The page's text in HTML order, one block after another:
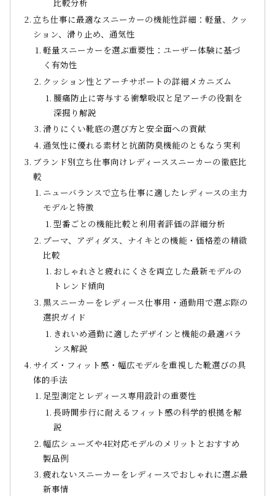
立ち仕事に最適なスニーカーの機能性詳細：軽量、クッ
ション、滑り止め、通気性
軽量スニーカーを選ぶ重要性：ユーザー体験に基づ
く有効性
クッション性とアーチサポートの詳細メカニズム
腰痛防止に寄与する衝撃吸収と足アーチの役割を
深掘り解説
滑りにくい靴底の選び方と安全面への貢献
通気性に優れる素材と抗菌防臭機能のともなう実利
ブランド別立ち仕事向けレディーススニーカーの徹底比
較
ニューバランスで立ち仕事に適したレディースの主力
モデルと特徴
型番ごとの機能比較と利用者評価の詳細分析
プーマ、アディダス、ナイキとの機能・価格差の精緻
比較
おしゃれさと疲れにくさを両立した最新モデルの
トレンド傾向
黒スニーカーをレディース仕事用・通勤用で選ぶ際の
選択ガイド
きれいめ通勤に適したデザインと機能の最適バラ
ンス解説
サイズ・フィット感・幅広モデルを重視した靴選びの具
体的手法
足型測定とレディース専用設計の重要性
長時間歩行に耐えるフィット感の科学的根拠を解
説
幅広シューズや4E対応モデルのメリットとおすすめ
製品例
疲れないスニーカーをレディースでおしゃれに選ぶ最
新事情